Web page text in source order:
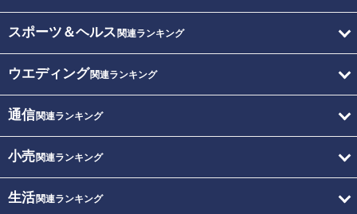
スポーツ＆ヘルス 関連ランキング
ウエディング関連ランキング
通信関連ランキング
小売関連ランキング
生活関連ランキング